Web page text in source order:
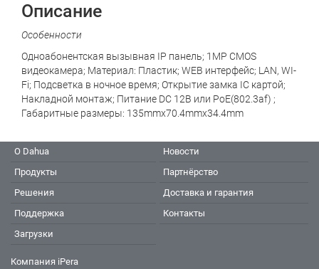
Описание
Особенности
Одноабонентская вызывная IP панель; 1MP CMOS
видеокамера; Материал: Пластик; WEB интерфейс; LAN, WI-
Fi; Подсветка в ночное время; Открытие замка IC картой;
Накладной монтаж; Питание DC 12В или PoE(802.3af) ;
Габаритные размеры: 135mmх70.4mmх34.4mm
О Dahua
Продукты
Решения
Поддержка
Загрузки
Новости
Партнёрство
Доставка и гарантия
Контакты
Компания iPera